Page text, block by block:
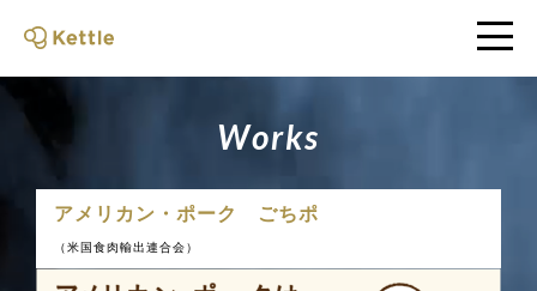
Works
アメリカン・ポーク ごちポ
（米国食肉輸出連合会）